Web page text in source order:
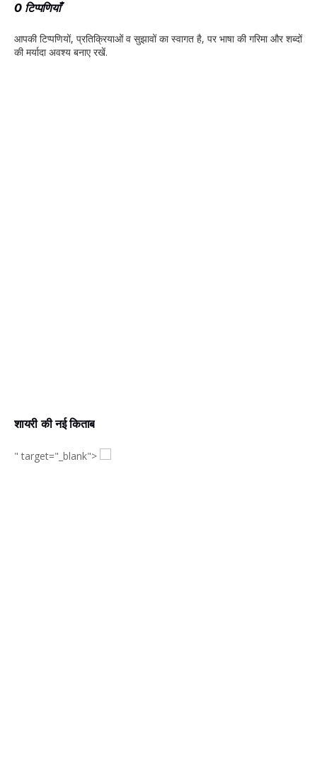
0 टिप्पणियाँ
आपकी टिप्‍पणियों, प्रतिक्रियाओं व सुझावों का स्‍वागत है, पर भाषा की गरिमा और शब्‍दों
की मर्यादा अवश्‍य बनाए रखें.
शायरी की नई किताब
" target="_blank">